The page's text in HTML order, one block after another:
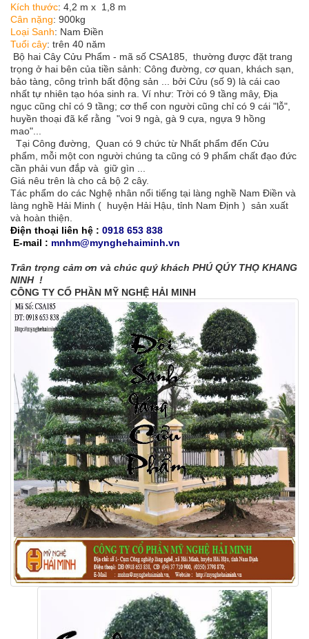
Kích thước: 4,2 m x 1,8 m
Cân nặng: 900kg
Loại Sanh: Nam Điền
Tuổi cây: trên 40 năm
Bộ hai Cây Cửu Phẩm - mã số CSA185, thường được đặt trang
trọng ở hai bên của tiền sảnh: Công đường, cơ quan, khách sạn,
bảo tàng, công trình bất động sản ... bởi Cửu (số 9) là cái cao
nhất tự nhiên tạo hóa sinh ra. Ví như: Trời có 9 tầng mây, Địa
ngục cũng chỉ có 9 tầng; cơ thể con người cũng chỉ có 9 cái "lỗ",
huyền thoại đã kể rằng "voi 9 ngà, gà 9 cựa, ngựa 9 hồng
mao"...
Tại Công đường, Quan có 9 chức từ Nhất phẩm đến Cửu
phẩm, mỗi một con người chúng ta cũng có 9 phẩm chất đạo đức
cần phải vun đắp và giữ gìn ...
Giá nêu trên là cho cả bộ 2 cây.
Tác phẩm do các Nghệ nhân nổi tiếng tại làng nghề Nam Điền và
làng nghề Hải Minh ( huyện Hải Hậu, tỉnh Nam Định ) sản xuất
và hoàn thiện.
Điện thoại liên hệ : 0918 653 838
E-mail : mnhm@mynghehaiminh.vn
Trân trọng cảm ơn và chúc quý khách PHÚ QÚY THỌ KHANG
NINH !
CÔNG TY CỔ PHẦN MỸ NGHỆ HẢI MINH